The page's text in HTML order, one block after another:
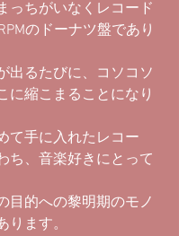
っちがいなくレコード
のドーナツ盤であり
出るたびに、コソコソ
に縮こまることになり
て手に入れたレコー
ち、音楽好きにとって
目的への黎明期のモノ
ります。